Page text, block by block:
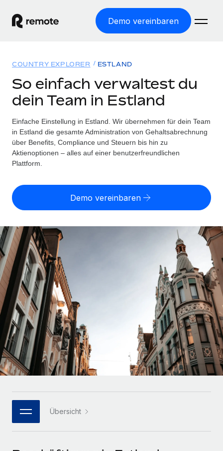
Demo vereinbaren
WELTWEITE BESCHÄFTIGUNG
Globale Payroll
Einfache, rechtssicher Payroll
Employer of Record
Weltweites Wachstum ohne Kosten für Niederlassungen
Contractor of Record
Rechtssichere, weltweite Arbeit mit Freelancer:innen
Globales Onboarding und Verwalten von
Freelancer:innen
PEO
Auslagern von komplexen HR-Aufgaben
INFRASTRUKTUR
Remote Embedded
Nahtlose Integration der HR in bestehende Abläufe
Plattform
Integrierte HR-Kernfunktionen für dein Team
MCP
Integrationen
Lösungen
WELTWEITE ABDECKUNG
Country Explorer
Länderspezifische Unterstützung bei der Einstellung
Einfache Einstellung in allen US-Bundesstaaten
WACHSTUMSPHASE
Startups
Agile HR- und Payroll-Lösungen für wachsende
Unternehmen
Mittelstand
Maßgeschneiderte HR-Lösungen, um Teams zu
vergrößern
Enterprise
Globale HR für Konzerne und Großunternehmen
PARTNER WERDEN
Flexible Einbettung von Global-HR-Funktionen in deine
Ressourcen
TOOLS UND RECHNER
Scheinselbstständigkeitsrisiko berechnen
Personalkostenrechner
Gesamtbeschäftigungskosten
Honorarzahlungen berechnen
Informationen zu möglichen Währungen und
Abwicklungsfristen für globale Freelancer:innen
LERNEN MIT REMOTE
Forschung und Leitfäden
Fallstudien
HR-Glossar
Bibliothek für Stellenbeschreibungen
Webinare
Preise
Nederlands
Français
Deutsch
Español
Italiano
Português (Portugal)
한국어
COUNTRY EXPLORER ESTLAND
So einfach verwaltest du
dein Team in Estland
Einfache Einstellung in Estland. Wir übernehmen für dein Team
in Estland die gesamte Administration von Gehaltsabrechnung
über Benefits, Compliance und Steuern bis hin zu
Aktienoptionen – alles auf einer benutzerfreundlichen
Plattform.
Demo vereinbaren
Übersicht